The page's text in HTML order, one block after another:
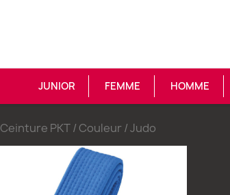
JUNIOR FEMME HOMME
Ceinture PKT / Couleur / Judo